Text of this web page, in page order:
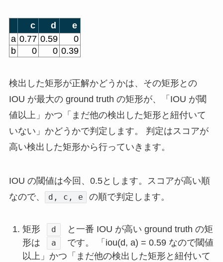
c d
e
a 0.77 0.59
0
b
0 0 0.39
検出した矩形が正解かどうかは、その矩形との
IOU が最大の ground truth の矩形が、「IOU が閾
値以上」かつ「まだ他の検出した矩形と紐付いて
いない」かどうかで判定します。 判定はスコアが
高い検出した矩形から行っていきます。
IOU の閾値は今回、0.5とします。スコアが高い順
なので、
d, c, e の順で判定します。
矩形 d
と一番 IOU が高い ground truth の矩
形は
a
です。 「iou(d, a) = 0.59 なので閾値
以上」かつ「まだ他の検出した矩形と紐付いて